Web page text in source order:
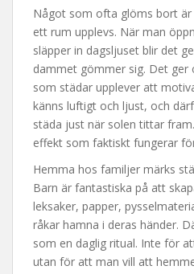
Något som ofta glöms bort
ett rum upplevs. När man
släpper in dagsljuset blir det
dammet gömmer sig. Det ger
som städar upplever att
känns luftigt och ljust, och
städa just när solen tittar
effekt som faktiskt fungerar
Hemma hos familjer märks
Barn är fantastiska på att
leksaker, papper,
råkar hamna i deras händer.
som en daglig ritual. Inte för
utan för att man vill att